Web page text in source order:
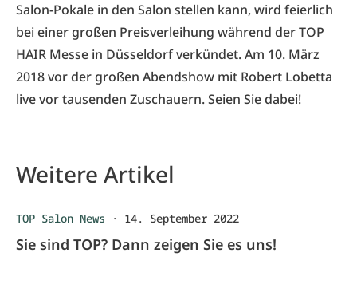
Salon-Pokale in den Salon stellen kann, wird feierlich
bei einer großen Preisverleihung während derTOP
HAIR Messe in Düsseldorfverkündet. Am 10. März
2018 vor der großen Abendshow mit Robert Lobetta
live vor tausenden Zuschauern. Seien Sie dabei!
Weitere Artikel
TOP Salon News · 14. September 2022
Sie sind TOP? Dann zeigen Sie es uns!